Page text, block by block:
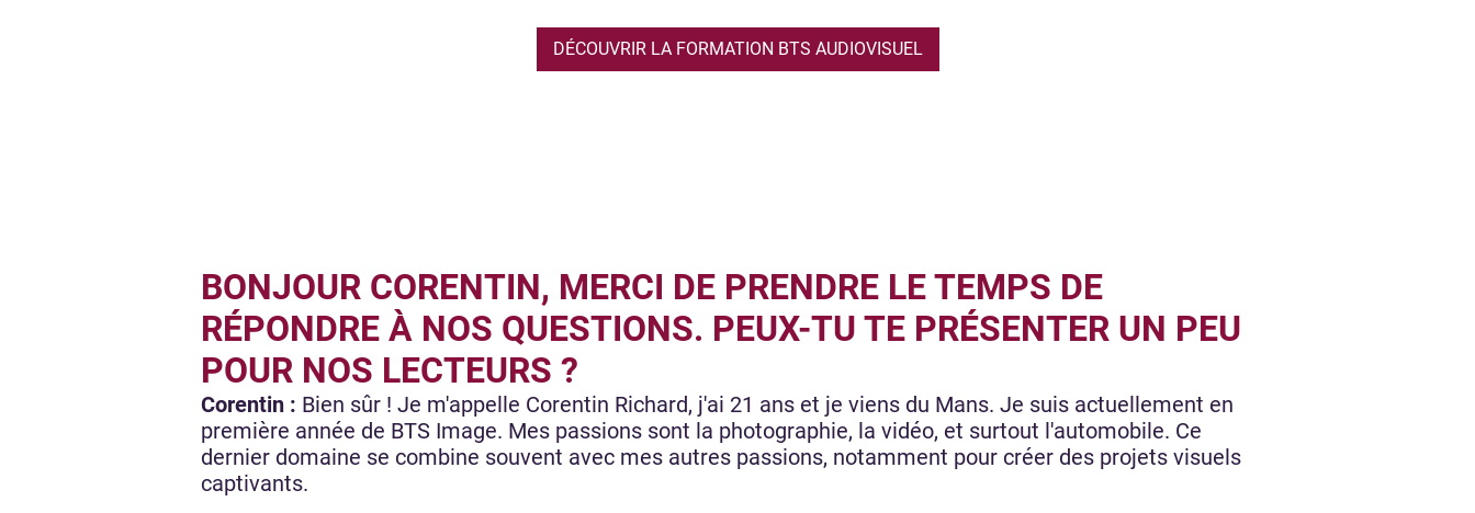
DÉCOUVRIR LA FORMATION BTS AUDIOVISUEL
BONJOUR CORENTIN, MERCI DE PRENDRE LE TEMPS DE
RÉPONDRE À NOS QUESTIONS. PEUX-TU TE PRÉSENTER UN PEU
POUR NOS LECTEURS ?
Corentin : Bien sûr ! Je m'appelle Corentin Richard, j'ai 21 ans et je viens du Mans. Je suis actuellement en
première année de BTS Image. Mes passions sont la photographie, la vidéo, et surtout l'automobile. Ce
dernier domaine se combine souvent avec mes autres passions, notamment pour créer des projets visuels
captivants.